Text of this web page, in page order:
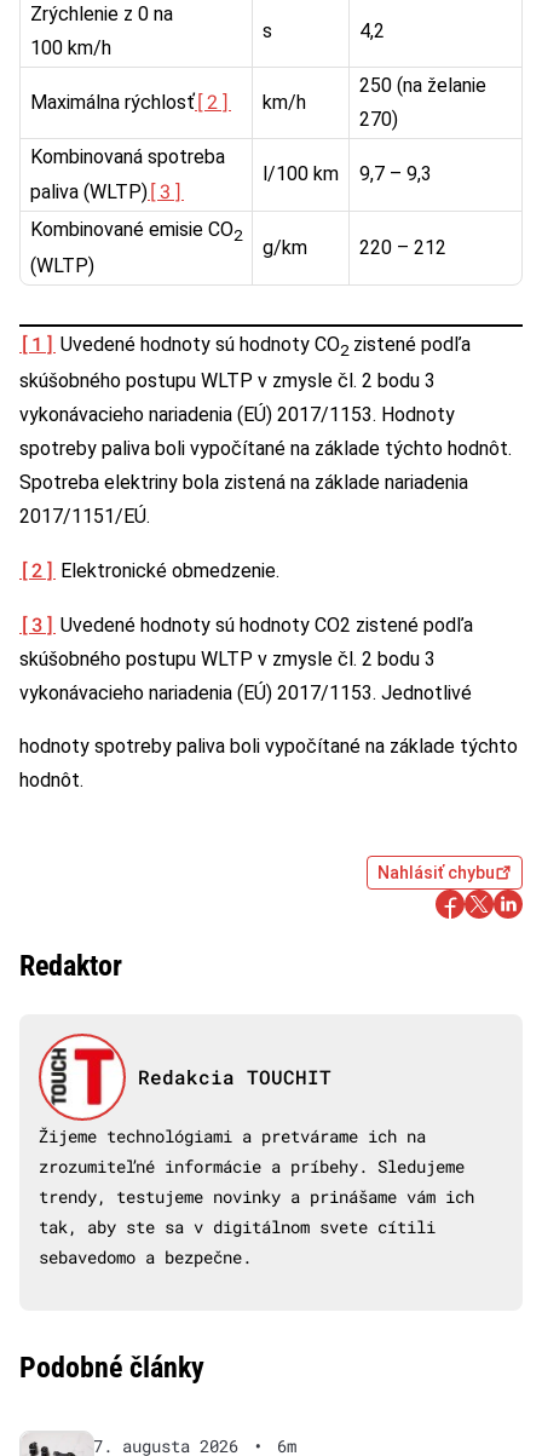
Zrýchlenie z 0 na
100 km/h
s 4,2
Maximálna rýchlosť[2] km/h
250 (na želanie
270)
Kombinovaná spotreba
paliva (WLTP)[3]
l/100 km 9,7 – 9,3
Kombinované emisie CO2
(WLTP)
g/km 220 – 212
[1] Uvedené hodnoty sú hodnoty CO2 zistené podľa
skúšobného postupu WLTP v zmysle čl. 2 bodu 3
vykonávacieho nariadenia (EÚ) 2017/1153. Hodnoty
spotreby paliva boli vypočítané na základe týchto hodnôt.
Spotreba elektriny bola zistená na základe nariadenia
2017/1151/EÚ.
[2] Elektronické obmedzenie.
[3] Uvedené hodnoty sú hodnoty CO2 zistené podľa
skúšobného postupu WLTP v zmysle čl. 2 bodu 3
vykonávacieho nariadenia (EÚ) 2017/1153. Jednotlivé
hodnoty spotreby paliva boli vypočítané na základe týchto
hodnôt.
Nahlásiť chybu
Redaktor
Redakcia TOUCHIT
Žijeme technológiami a pretvárame ich na
zrozumiteľné informácie a príbehy. Sledujeme
trendy, testujeme novinky a prinášame vám ich
tak, aby ste sa v digitálnom svete cítili
sebavedomo a bezpečne.
Podobné články
7. augusta 2026 •
6m